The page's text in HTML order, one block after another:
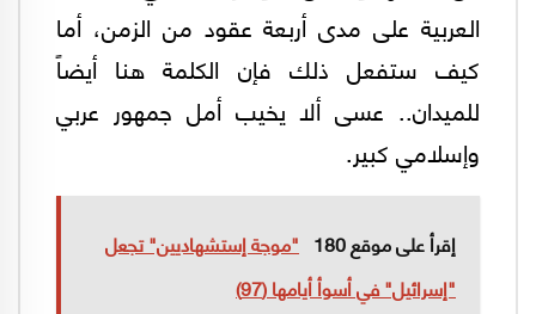
العربية على مدى أربعة عقود من الزمن، أما
كيف ستفعل ذلك فإن الكلمة هنا أيضاً
للميدان.. عسى ألا يخيب أمل جمهور عربي
وإسلامي كبير.
إقرأ على موقع 180
"موجة إستشهاديين" تجعل
"إسرائيل" في أسوأ أيامها (97)